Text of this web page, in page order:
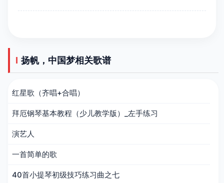
扬帆，中国梦相关歌谱
红星歌（齐唱+合唱）
拜厄钢琴基本教程（少儿教学版）_左手练习
演艺人
一首简单的歌
40首小提琴初级技巧练习曲之七